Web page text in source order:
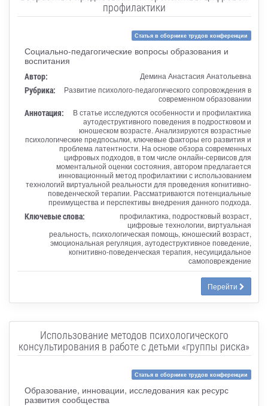
профилактики
Статья в сборнике трудов конференции
Социально-педагогические вопросы образования и
воспитания
Автор: Демина Анастасия Анатольевна
Рубрика:
Развитие психолого-педагогического сопровождения в
современном образовании
Аннотация:
В статье исследуются особенности и профилактика
аутодеструктивного поведения в подростковом и
юношеском возрасте. Анализируются возрастные
психологические предпосылки, ключевые факторы его развития и
проблема латентности. На основе обзора современных
цифровых подходов, в том числе онлайн-сервисов для
моментальной оценки состояния, автором предлагается
инновационный метод профилактики с использованием
технологий виртуальной реальности для проведения когнитивно-
поведенческой терапии. Рассматриваются потенциальные
преимущества и перспективы внедрения данного подхода.
Ключевые слова:
профилактика, подростковый возраст,
цифровые технологии, виртуальная
реальность, психологическая помощь, юношеский возраст,
эмоциональная регуляция, аутодеструктивное поведение,
когнитивно-поведенческая терапия, несуицидальное
самоповреждение
Перейти
Использование методов психологического
консультирования в работе с детьми «группы риска»
Статья в сборнике трудов конференции
Образование, инновации, исследования как ресурс
развития сообщества